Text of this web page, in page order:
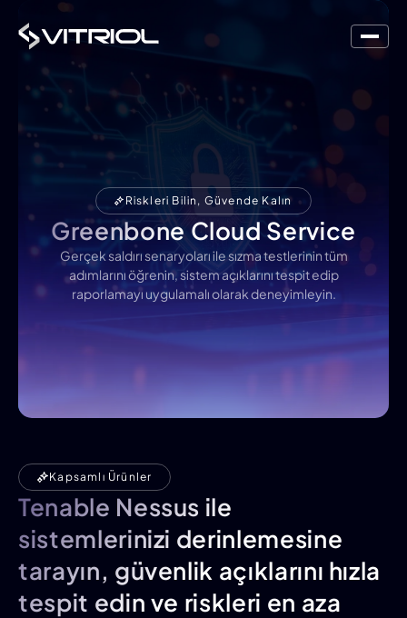
Riskleri Bilin, Güvende Kalın
Greenbone Cloud Service
Gerçek saldırı senaryoları ile sızma testlerinin tüm
adımlarını öğrenin, sistem açıklarını tespit edip
raporlamayı uygulamalı olarak deneyimleyin.
Kapsamlı Ürünler
Tenable Nessus ile
sistemlerinizi derinlemesine
tarayın, güvenlik açıklarını hızla
tespit edin ve riskleri en aza